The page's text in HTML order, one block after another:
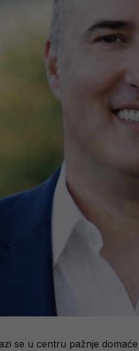
se u centru pažnje